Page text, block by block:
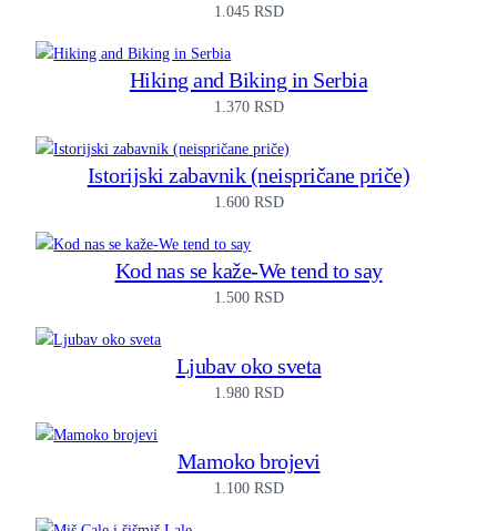
1.045 RSD
Hiking and Biking in Serbia
1.370 RSD
Istorijski zabavnik (neispričane priče)
1.600 RSD
Kod nas se kaže-We tend to say
1.500 RSD
Ljubav oko sveta
1.980 RSD
Mamoko brojevi
1.100 RSD